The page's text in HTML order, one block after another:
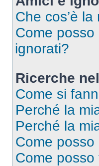
Che cos’è
Come
ignorati?
Ricerche
Come si
Perché la
Perché la
Come
Come